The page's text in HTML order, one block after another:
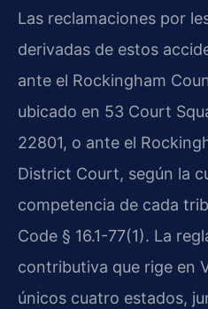
Las reclamaciones por
derivadas de estos
ante el Rockingham
ubicado en 53 Court
22801, o ante el
District Court, según la
competencia de cada
Code § 16.1-77(1). La
contributiva que rige en
únicos cuatro estados,